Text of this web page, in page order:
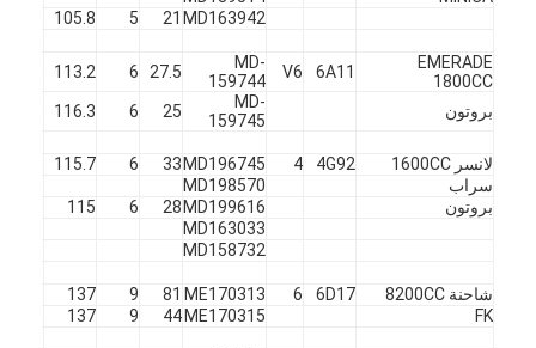
MD163942
21
5
105.8
EMERADE
1800CC
6A11
V6
MD-
159744
27.5
6
113.2
بروتون
MD-
159745
25
6
116.3
لانسر 1600CC 4G92
4
MD196745
33
6
115.7
سراب
MD198570
بروتون
MD199616
28
6
115
MD163033
MD158732
شاحنة 8200CC 6D17
6
ME170313
81
9
137
FK
ME170315
44
9
137